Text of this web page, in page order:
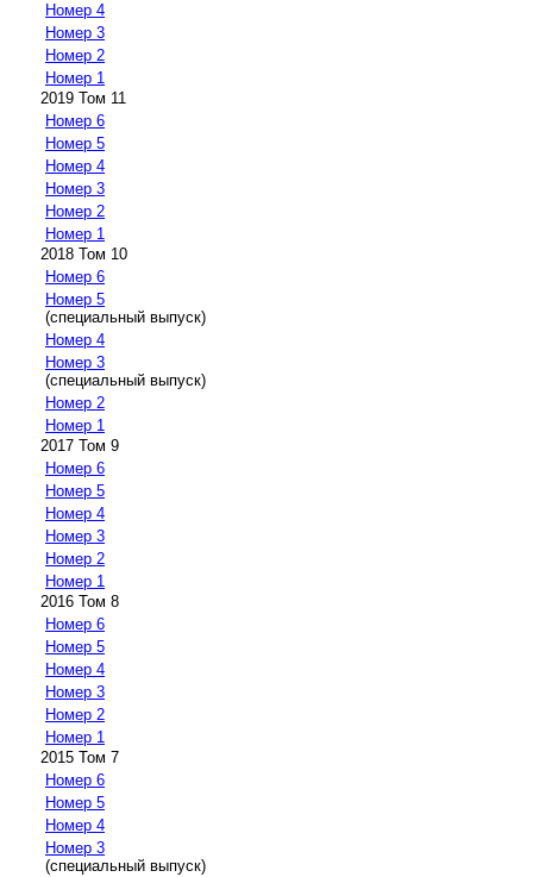
Номер 4
Номер 3
Номер 2
Номер 1
2019 Том 11
Номер 6
Номер 5
Номер 4
Номер 3
Номер 2
Номер 1
2018 Том 10
Номер 6
Номер 5
(специальный выпуск)
Номер 4
Номер 3
(специальный выпуск)
Номер 2
Номер 1
2017 Том 9
Номер 6
Номер 5
Номер 4
Номер 3
Номер 2
Номер 1
2016 Том 8
Номер 6
Номер 5
Номер 4
Номер 3
Номер 2
Номер 1
2015 Том 7
Номер 6
Номер 5
Номер 4
Номер 3
(специальный выпуск)